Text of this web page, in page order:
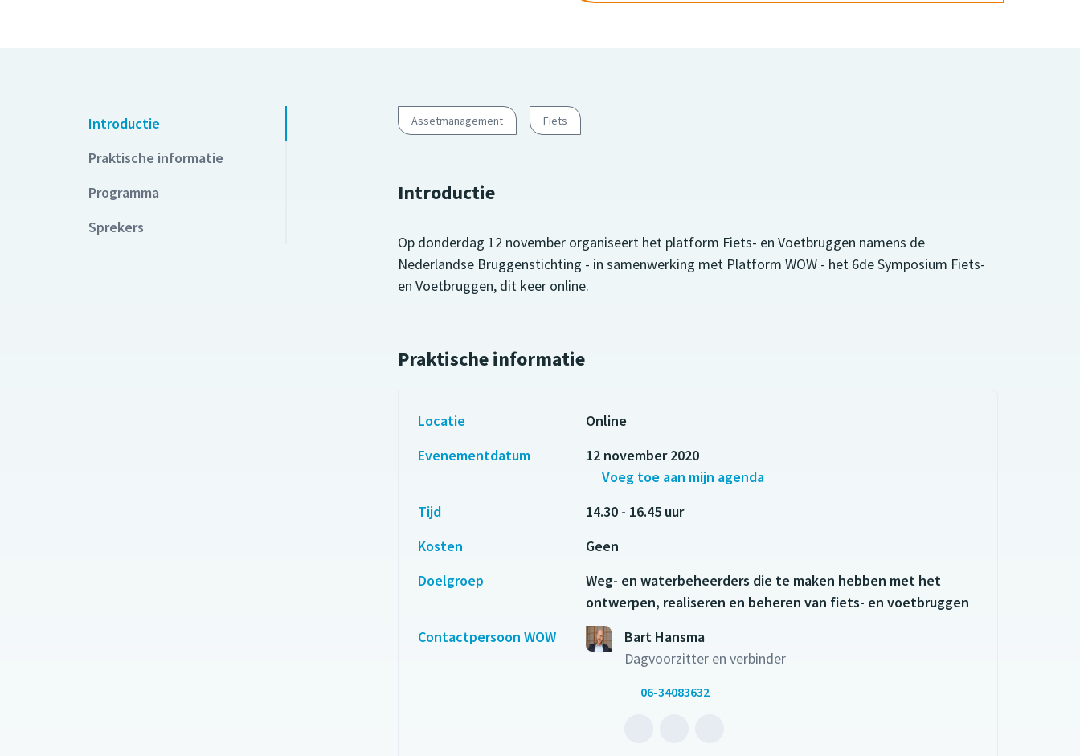
Introductie
Praktische informatie
Programma
Sprekers
Assetmanagement Fiets
Introductie
Op donderdag 12 november organiseert het platform Fiets- en Voetbruggen namens de
Nederlandse Bruggenstichting - in samenwerking met Platform WOW - het 6de Symposium Fiets-
en Voetbruggen, dit keer online.
Praktische informatie
Locatie
Online
Evenementdatum
12 november 2020
Voeg toe aan mijn agenda
Tijd
14.30 - 16.45 uur
Kosten
Geen
Doelgroep
Weg- en waterbeheerders die te maken hebben met het
ontwerpen, realiseren en beheren van fiets- en voetbruggen
Contactpersoon WOW
Bart Hansma
Dagvoorzitter en verbinder
06-34083632